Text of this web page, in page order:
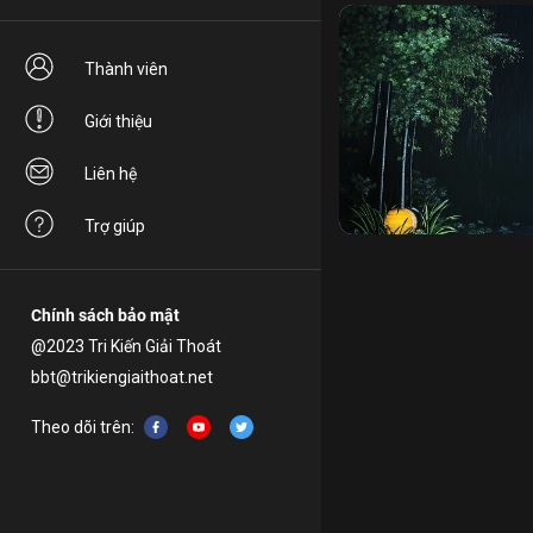
Thành viên
Giới thiệu
Liên hệ
Trợ giúp
Chính sách bảo mật
@2023 Tri Kiến Giải Thoát
bbt@trikiengiaithoat.net
Theo dõi trên:
tâm ham muốn sáu